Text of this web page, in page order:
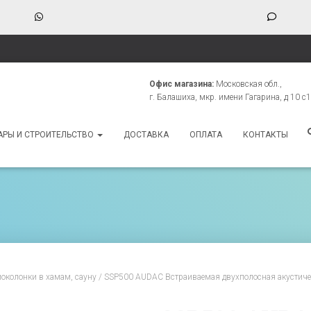
Офис магазина: Московская обл.,
г. Балашиха, мкр. имени Гагарина, д 10 с1
И СТРОИТЕЛЬСТВО ДОСТАВКА ОПЛАТА КОНТАКТЫ
в хамам, сауну / SSP500 AUDAC Встраиваемая двухполосная